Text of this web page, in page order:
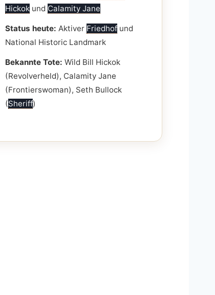
Hickok und Calamity Jane
Status heute: Aktiver Friedhof und
National Historic Landmark
Bekannte Tote: Wild Bill Hickok
(Revolverheld), Calamity Jane
(Frontierswoman), Seth Bullock
(Sheriff)